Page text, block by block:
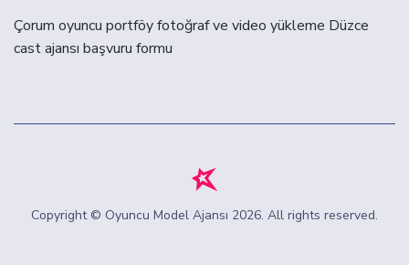
Çorum oyuncu portföy fotoğraf ve video yükleme Düzce
cast ajansı başvuru formu
Copyright © Oyuncu Model Ajansı 2026. All rights reserved.